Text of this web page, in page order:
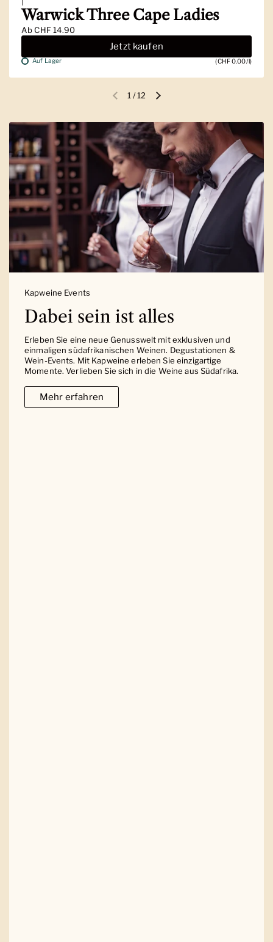
Warwick Three Cape Ladies
AbCHF 14.90
Jetzt kaufen
Auf Lager (CHF 0.00/l)
Vorherige FolieNächste Folie
1/12
Kapweine Events
Dabei sein ist alles
Erleben Sie eine neue Genusswelt mit exklusiven und
einmaligen südafrikanischen Weinen. Degustationen &
Wein-Events. Mit Kapweine erleben Sie einzigartige
Momente. Verlieben Sie sich in die Weine aus Südafrika.
Mehr erfahren